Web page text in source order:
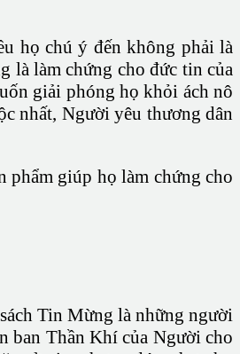
họ chú ý đến không phải là
là làm chứng cho đức tin của
giải phóng họ khỏi ách nô
nhất, Người yêu thương dân
phẩm giúp họ làm chứng cho
Tin Mừng là những người
ban Thần Khí của Người cho